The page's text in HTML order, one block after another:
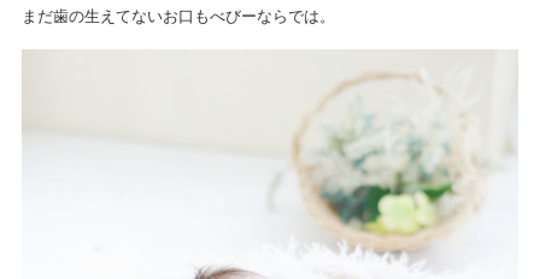
まだ歯の生えてないお口もべびーならでは。